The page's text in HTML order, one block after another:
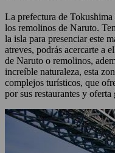
La prefectura de
los remolinos de Naruto.
la isla para presenciar este
atreves, podrás acercarte a
de Naruto o remolinos,
increíble naturaleza, esta
complejos turísticos, que
por sus restaurantes y oferta